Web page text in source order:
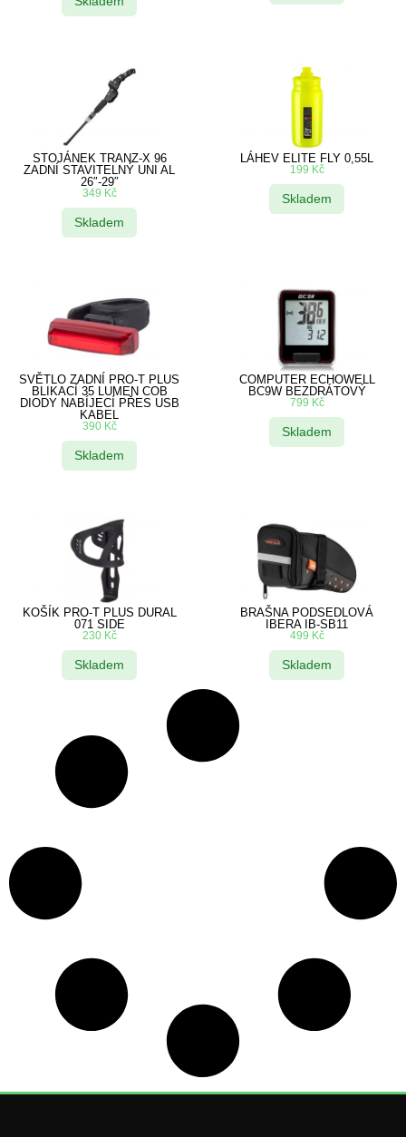
STOJÁNEK TRANZ-X 96
ZADNÍ STAVITELNÝ UNI AL
26″-29″
349 Kč
Skladem
LÁHEV ELITE FLY 0,55L
199 Kč
Skladem
SVĚTLO ZADNÍ PRO-T PLUS
BLIKACÍ 35 LUMEN COB
DIODY NABÍJECÍ PŘES USB
KABEL
390 Kč
Skladem
COMPUTER ECHOWELL
BC9W BEZDRÁTOVÝ
799 Kč
Skladem
KOŠÍK PRO-T PLUS DURAL
071 SIDE
230 Kč
Skladem
BRAŠNA PODSEDLOVÁ
IBERA IB-SB11
499 Kč
Skladem